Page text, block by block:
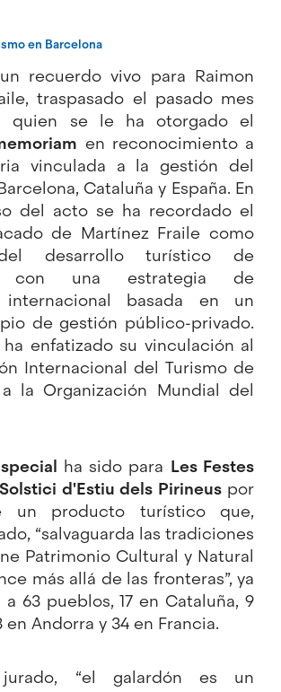
en Barcelona
recuerdo vivo para Raimon
traspasado el pasado mes
quien se le ha otorgado el
en reconocimiento a
vinculada a la gestión del
Cataluña y España. En
del acto se ha recordado el
de Martínez Fraile como
desarrollo turístico de
con una estrategia de
internacional basada en un
de gestión público-privado.
enfatizado su vinculación al
Internacional del Turismo de
la Organización Mundial del
ha sido para Les Festes
d'Estiu dels Pirineuspor
un producto turístico que,
“salvaguarda las tradiciones
Patrimonio Cultural y Natural
más allá de las fronteras”, ya
63 pueblos, 17 en Cataluña, 9
en Andorra y 34 en Francia.
“el galardón es un